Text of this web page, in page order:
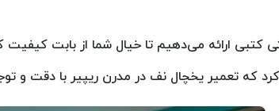
کتبی ارائه می‌دهیم تا خیال شما از بابت
کرد که تعمیر یخچال نف در مدرن ریپیر با دقت